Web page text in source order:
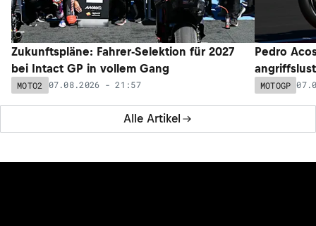
Alle Artikel
Zukunftspläne: Fahrer-Selektion für 2027
bei Intact GP in vollem Gang
MOTO2 07.08.2026 - 21:57
Pedro
MOTOGP